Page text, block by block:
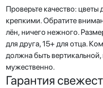
Проверьте качество:
крепкими. Обратите
лён, ничего нежного.
для друга, 15+ для отца.
должна быть
мужественно.
Гарантия